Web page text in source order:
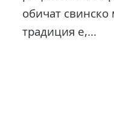
обичат свинско
традиция е,...